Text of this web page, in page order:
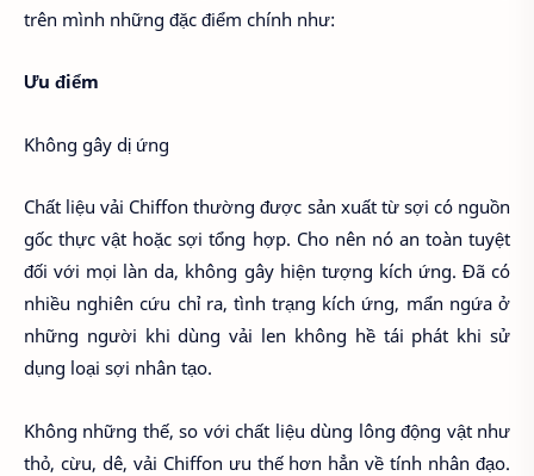
trên mình những đặc điểm chính như:
Ưu điểm
Không gây dị ứng
Chất liệu vải Chiffon thường được sản xuất từ sợi có nguồn
gốc thực vật hoặc sợi tổng hợp. Cho nên nó an toàn tuyệt
đối với mọi làn da, không gây hiện tượng kích ứng. Đã có
nhiều nghiên cứu chỉ ra, tình trạng kích ứng, mẩn ngứa ở
những người khi dùng vải len không hề tái phát khi sử
dụng loại sợi nhân tạo.
Không những thế, so với chất liệu dùng lông động vật như
thỏ, cừu, dê, vải Chiffon ưu thế hơn hẳn về tính nhân đạo.